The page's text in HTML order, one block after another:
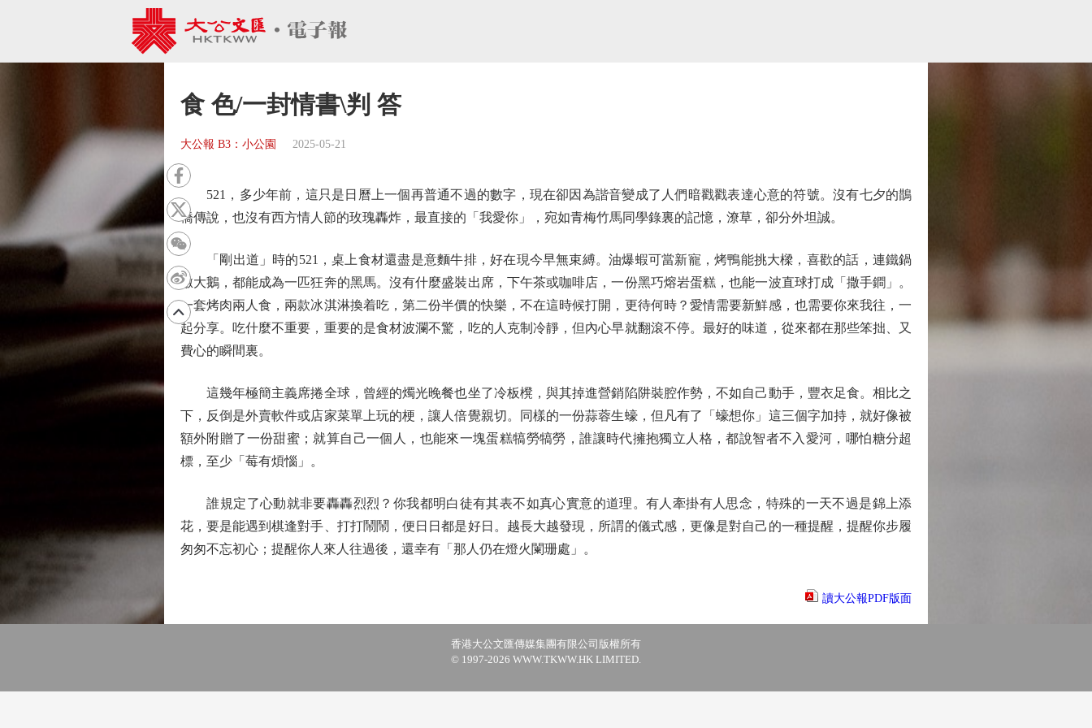
食 色/一封情書\判 答
大公報 B3：小公園 2025-05-21
521，多少年前，這只是日曆上一個再普通不過的數字，現在卻因為諧音變成了人們暗戳戳表達心意的符號。沒有七夕的鵲
橋傳說，也沒有西方情人節的玫瑰轟炸，最直接的「我愛你」，宛如青梅竹馬同學錄裏的記憶，潦草，卻分外坦誠。
「剛出道」時的521，桌上食材還盡是意麵牛排，好在現今早無束縛。油爆蝦可當新寵，烤鴨能挑大樑，喜歡的話，連鐵鍋
燉大鵝，都能成為一匹狂奔的黑馬。沒有什麼盛裝出席，下午茶或咖啡店，一份黑巧熔岩蛋糕，也能一波直球打成「撒手鐧」。
一套烤肉兩人食，兩款冰淇淋換着吃，第二份半價的快樂，不在這時候打開，更待何時？愛情需要新鮮感，也需要你來我往，一
起分享。吃什麼不重要，重要的是食材波瀾不驚，吃的人克制冷靜，但內心早就翻滾不停。最好的味道，從來都在那些笨拙、又
費心的瞬間裏。
這幾年極簡主義席捲全球，曾經的燭光晚餐也坐了冷板櫈，與其掉進營銷陷阱裝腔作勢，不如自己動手，豐衣足食。相比之
下，反倒是外賣軟件或店家菜單上玩的梗，讓人倍覺親切。同樣的一份蒜蓉生蠔，但凡有了「蠔想你」這三個字加持，就好像被
額外附贈了一份甜蜜；就算自己一個人，也能來一塊蛋糕犒勞犒勞，誰讓時代擁抱獨立人格，都說智者不入愛河，哪怕糖分超
標，至少「莓有煩惱」。
誰規定了心動就非要轟轟烈烈？你我都明白徒有其表不如真心實意的道理。有人牽掛有人思念，特殊的一天不過是錦上添
花，要是能遇到棋逢對手、打打鬧鬧，便日日都是好日。越長大越發現，所謂的儀式感，更像是對自己的一種提醒，提醒你步履
匆匆不忘初心；提醒你人來人往過後，還幸有「那人仍在燈火闌珊處」。
讀大公報PDF版面
香港大公文匯傳媒集團有限公司版權所有
© 1997-2026 WWW.TKWW.HK LIMITED.